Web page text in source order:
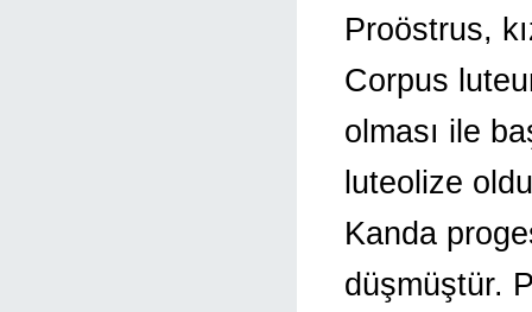
Proöstrus,
Corpus
olması ile
luteolize
Kanda
düşmüştür.